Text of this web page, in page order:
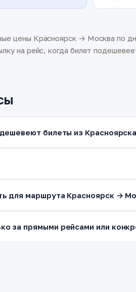
цены Красноярск → Москва по
на рейс, когда билет
билеты из
для маршрута Красноярск →
за прямыми рейсами или